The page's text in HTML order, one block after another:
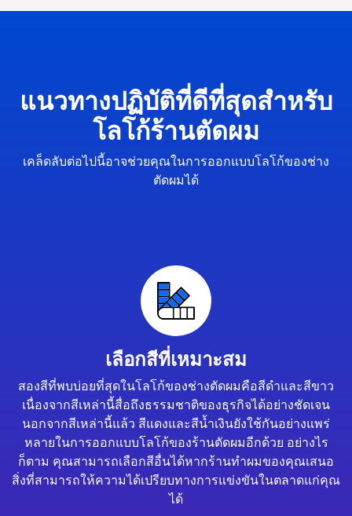
แนวทางปฏิบัติที่ดีที่สุดสำหรับ
โลโก้ร้านตัดผม
เคล็ดลับต่อไปนี้อาจช่วยคุณในการออกแบบโลโก้ของช่าง
ตัดผมได้
เลือกสีที่เหมาะสม
สองสีที่พบบ่อยที่สุดในโลโก้ของช่างตัดผมคือสีดำและสีขาว
เนื่องจากสีเหล่านี้สื่อถึงธรรมชาติของธุรกิจได้อย่างชัดเจน
นอกจากสีเหล่านี้แล้ว สีแดงและสีน้ำเงินยังใช้กันอย่างแพร่
หลายในการออกแบบโลโก้ของร้านตัดผมอีกด้วย อย่างไร
ก็ตาม คุณสามารถเลือกสีอื่นได้หากร้านทำผมของคุณเสนอ
สิ่งที่สามารถให้ความได้เปรียบทางการแข่งขันในตลาดแก่คุณ
ได้